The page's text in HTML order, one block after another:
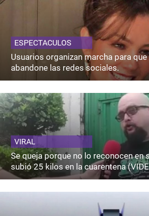
ESPECTACULOS
Usuarios organizan marcha para que
abandone las redes sociales.
VIRAL
Se queja porque no lo reconocen en
subió 25 kilos en la cuarentena